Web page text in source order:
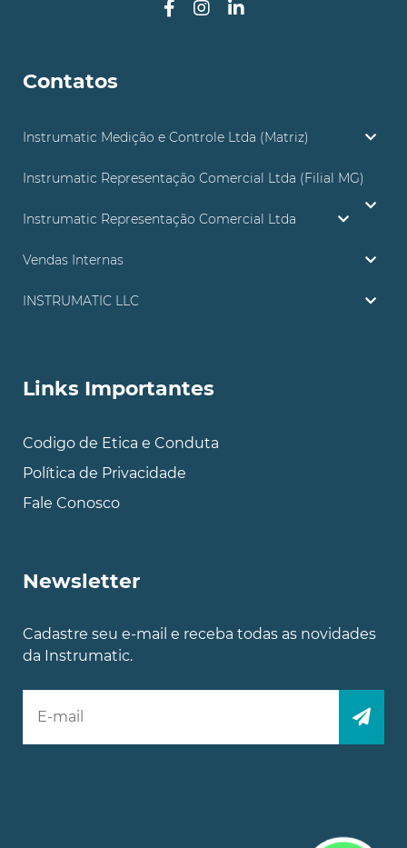
Contatos
Instrumatic Medição e Controle Ltda (Matriz)
Instrumatic Representação Comercial Ltda (Filial MG)
Instrumatic Representação Comercial Ltda
Vendas Internas
INSTRUMATIC LLC
Links Importantes
Codigo de Etica e Conduta
Política de Privacidade
Fale Conosco
Newsletter
Cadastre seu e-mail e receba todas as novidades
da Instrumatic.